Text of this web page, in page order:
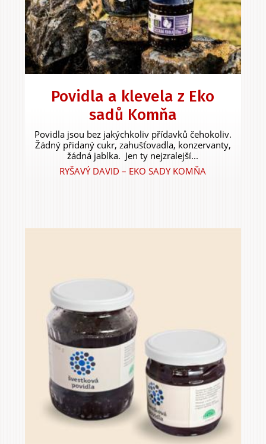
Povidla a klevela z Eko
sadů Komňa
Povidla jsou bez jakýchkoliv přídavků čehokoliv.
Žádný přidaný cukr, zahušťovadla, konzervanty,
žádná jablka. Jen ty nejzralejší...
RYŠAVÝ DAVID – EKO SADY KOMŇA